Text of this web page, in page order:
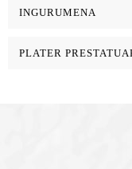
INGURUMENA
PLATER